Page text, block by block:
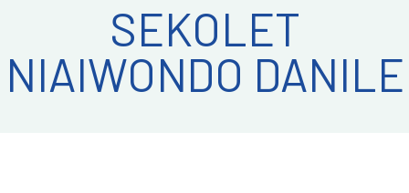
Recherche
sur:
SEKOLET
NIAIWONDO DANILE